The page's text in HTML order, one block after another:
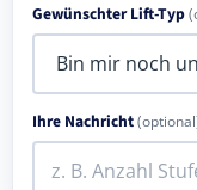
Gewünschter Lift-Typ
Ihre Nachricht